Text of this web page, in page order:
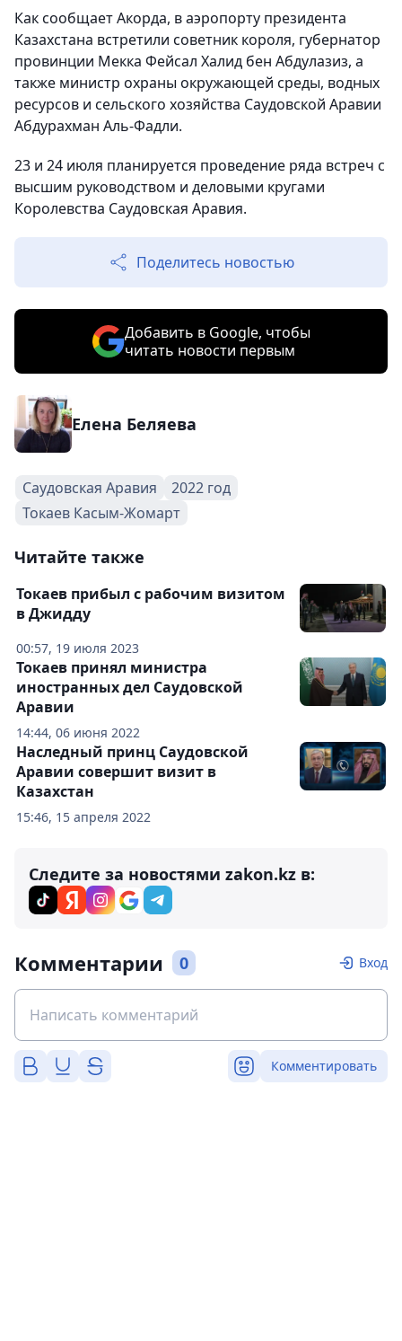
Как сообщает Акорда, в аэропорту президента
Казахстана встретили советник короля, губернатор
провинции Мекка Фейсал Халид бен Абдулазиз, а
также министр охраны окружающей среды, водных
ресурсов и сельского хозяйства Саудовской Аравии
Абдурахман Аль-Фадли.
23 и 24 июля планируется проведение ряда встреч с
высшим руководством и деловыми кругами
Королевства Саудовская Аравия.
Поделитесь новостью
Добавить в Google, чтобы
читать новости первым
Елена Беляева
Саудовская Аравия
2022 год
Токаев Касым-Жомарт
Читайте также
00:57, 19 июля 2023
Токаев прибыл с рабочим визитом
в Джидду
14:44, 06 июня 2022
Токаев принял министра
иностранных дел Саудовской
Аравии
15:46, 15 апреля 2022
Наследный принц Саудовской
Аравии совершит визит в
Казахстан
Следите за новостями zakon.kz в:
Комментарии 0 Вход
Комментировать